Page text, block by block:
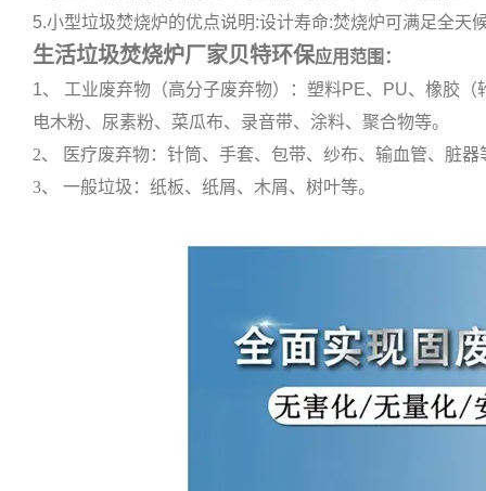
5.小型垃圾焚烧炉的优点说明:设计寿命:焚烧炉可满足全天
生活垃圾焚烧炉厂家贝特环保应用范围：
1、 工业废弃物（高分子废弃物）：塑料PE、PU、橡胶
电木粉、尿素粉、菜瓜布、录音带、涂料、聚合物等。
2、 医疗废弃物：针筒、手套、包带、纱布、输血管、脏
3、 一般垃圾：纸板、纸屑、木屑、树叶等。